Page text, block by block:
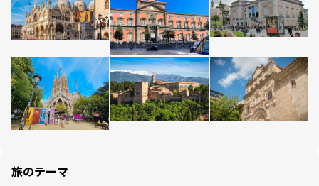
旅のテーマ